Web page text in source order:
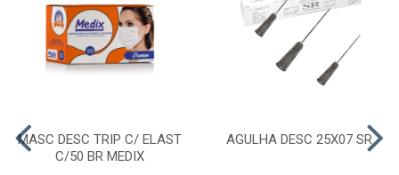
MASC DESC TRIP C/ ELAST
C/50 BR MEDIX
AGULHA DESC 25X07 SR